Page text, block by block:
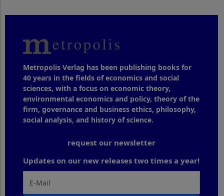
Metropolis Verlag has been publishing books for
40 years in the fields of economics and social
sciences, with a focus on economic theory,
environmental economics and policy, theory of the
firm, governance and business ethics, philosophy,
social analysis, and history of science.
request our newsletter
Updates on our new releases two times a year!